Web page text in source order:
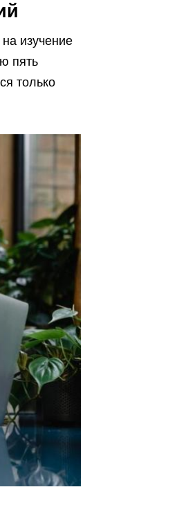
изучение
пять
только